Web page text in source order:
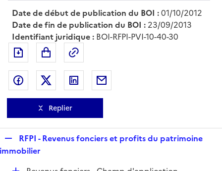
Date de début de publication du BOI :01/10/2012
Date de fin de publication du BOI : 23/09/2013
Identifiant juridique : BOI-RFPI-PVI-10-40-30
Exporter le document au format pdf
Partager sur Facebook
Partager sur Twitter
Partager sur LinkedIn
Replier
e
RFPI - Revenus fonciers et profits du patrimoine
immobilier